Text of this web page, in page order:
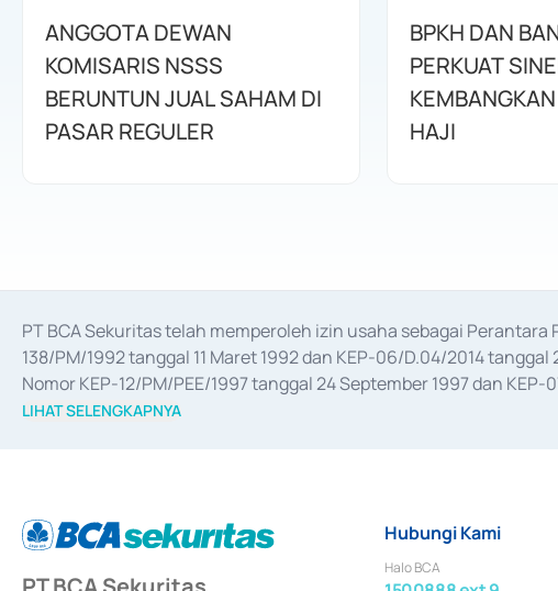
ANGGOTA DEWAN
KOMISARIS NSSS
BERUNTUN JUAL SAHAM DI
PASAR REGULER
BPKH DAN
PERKUAT
HAJI
PT BCA Sekuritas telah memperoleh izin usaha sebagai
138/PM/1992 tanggal 11 Maret 1992 dan KEP-06/D.04/2014
Nomor KEP-12/PM/PEE/1997 tanggal 24 September 1997 dan
merger, akuisisi, divestasi, dan
LIHAT SELENGKAPNYA
Hubungi Kami
Halo BCA